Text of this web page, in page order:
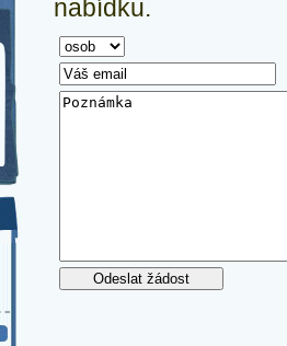
nabídku.